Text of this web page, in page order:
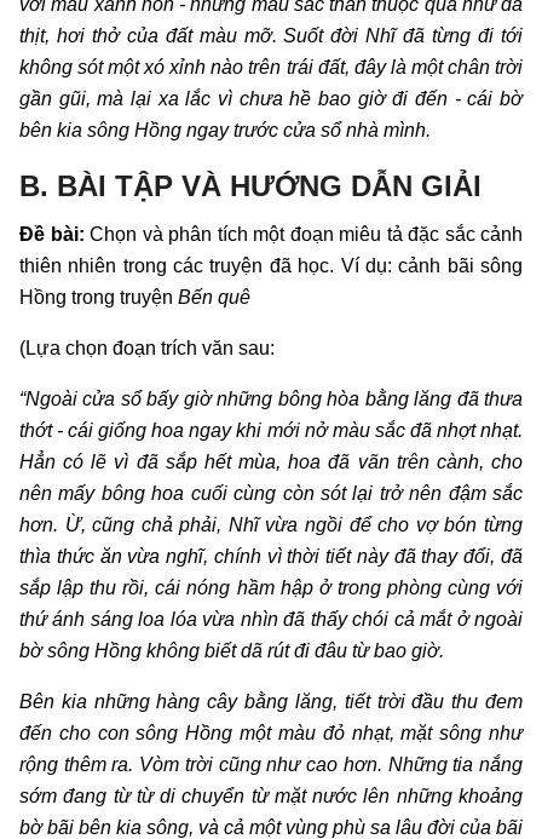
thịt, hơi thở của đất màu mỡ. Suốt đời Nhĩ đã từng đi tới
không sót một xó xỉnh nào trên trái đất, đây là một chân trời
gần gũi, mà lại xa lắc vì chưa hề bao giờ đi đến - cái bờ
bên kia sông Hồng ngay trước cửa sổ nhà mình.
B. BÀI TẬP VÀ HƯỚNG DẪN GIẢI
Đề bài: Chọn và phân tích một đoạn miêu tả đặc sắc cảnh
thiên nhiên trong các truyện đã học. Ví dụ: cảnh bãi sông
Hồng trong truyện Bến quê
(Lựa chọn đoạn trích văn sau:
“Ngoài cửa sổ bấy giờ những bông hòa bằng lăng đã thưa
thớt - cái giống hoa ngay khi mới nở màu sắc đã nhợt nhạt.
Hẳn có lẽ vì đã sắp hết mùa, hoa đã vãn trên cành, cho
nên mấy bông hoa cuối cùng còn sót lại trở nên đậm sắc
hơn. Ừ, cũng chả phải, Nhĩ vừa ngồi để cho vợ bón từng
thìa thức ăn vừa nghĩ, chính vì thời tiết này đã thay đổi, đã
sắp lập thu rồi, cái nóng hầm hập ở trong phòng cùng với
thứ ánh sáng loa lóa vừa nhìn đã thấy chói cả mắt ở ngoài
bờ sông Hồng không biết dã rút đi đâu từ bao giờ.
Bên kia những hàng cây bằng lăng, tiết trời đầu thu đem
đến cho con sông Hồng một màu đỏ nhạt, mặt sông như
rộng thêm ra. Vòm trời cũng như cao hơn. Những tia nắng
sớm đang từ từ di chuyển từ mặt nước lên những khoảng
bờ bãi bên kia sông, và cả một vùng phù sa lâu đời của bãi